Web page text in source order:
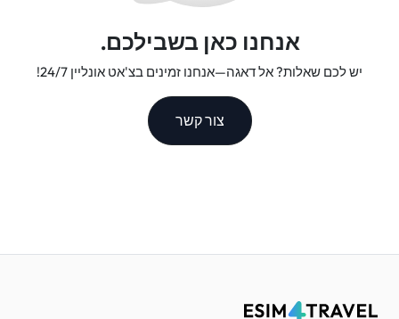
אנחנו כאן בשבילכם.
יש לכם שאלות? אל דאגה—אנחנו זמינים בצ'אט אונליין 24/7!
צור קשר